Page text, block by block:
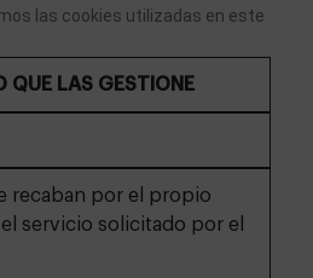
las cookies utilizadas en este
QUE LAS GESTIONE
recaban por el propio
servicio solicitado por el